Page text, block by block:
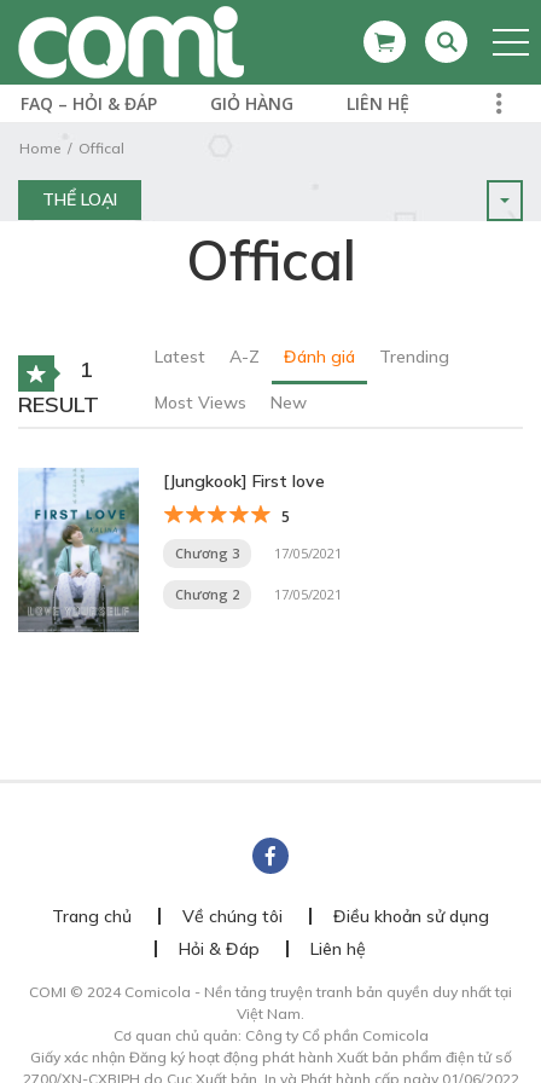
FAQ – HỎI & ĐÁP GIỎ HÀNG LIÊN HỆ
Home Offical
THỂ LOẠI
Offical
1
RESULT
Latest A-Z Đánh giá Trending
Most Views New
[Jungkook] First love
5
Chương 3 17/05/2021
Chương 2 17/05/2021
Trang chủ Về chúng tôi
Điều khoản sử dụng
Hỏi & Đáp
Liên hệ
COMI © 2024 Comicola - Nền tảng truyện tranh bản quyền duy nhất tại
Việt Nam.
Cơ quan chủ quản: Công ty Cổ phần Comicola
Giấy xác nhận Đăng ký hoạt động phát hành Xuất bản phẩm điện tử số
2700/XN-CXBIPH do Cục Xuất bản, In và Phát hành cấp ngày 01/06/2022